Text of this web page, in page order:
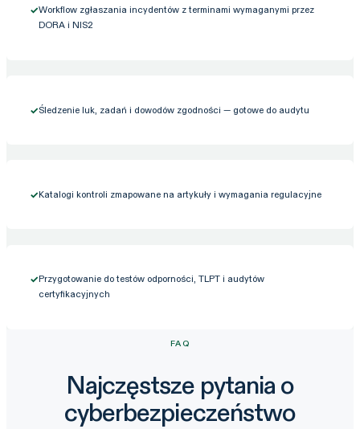
✓Workflow zgłaszania incydentów z terminami wymaganymi przez
DORA i NIS2
✓Śledzenie luk, zadań i dowodów zgodności — gotowe do audytu
✓Katalogi kontroli zmapowane na artykuły i wymagania regulacyjne
✓Przygotowanie do testów odporności, TLPT i audytów
certyfikacyjnych
FAQ
Najczęstsze pytania o
cyberbezpieczeństwo